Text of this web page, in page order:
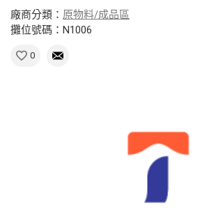
廠商分類： 原物料/成品區
攤位號碼：N1006
0